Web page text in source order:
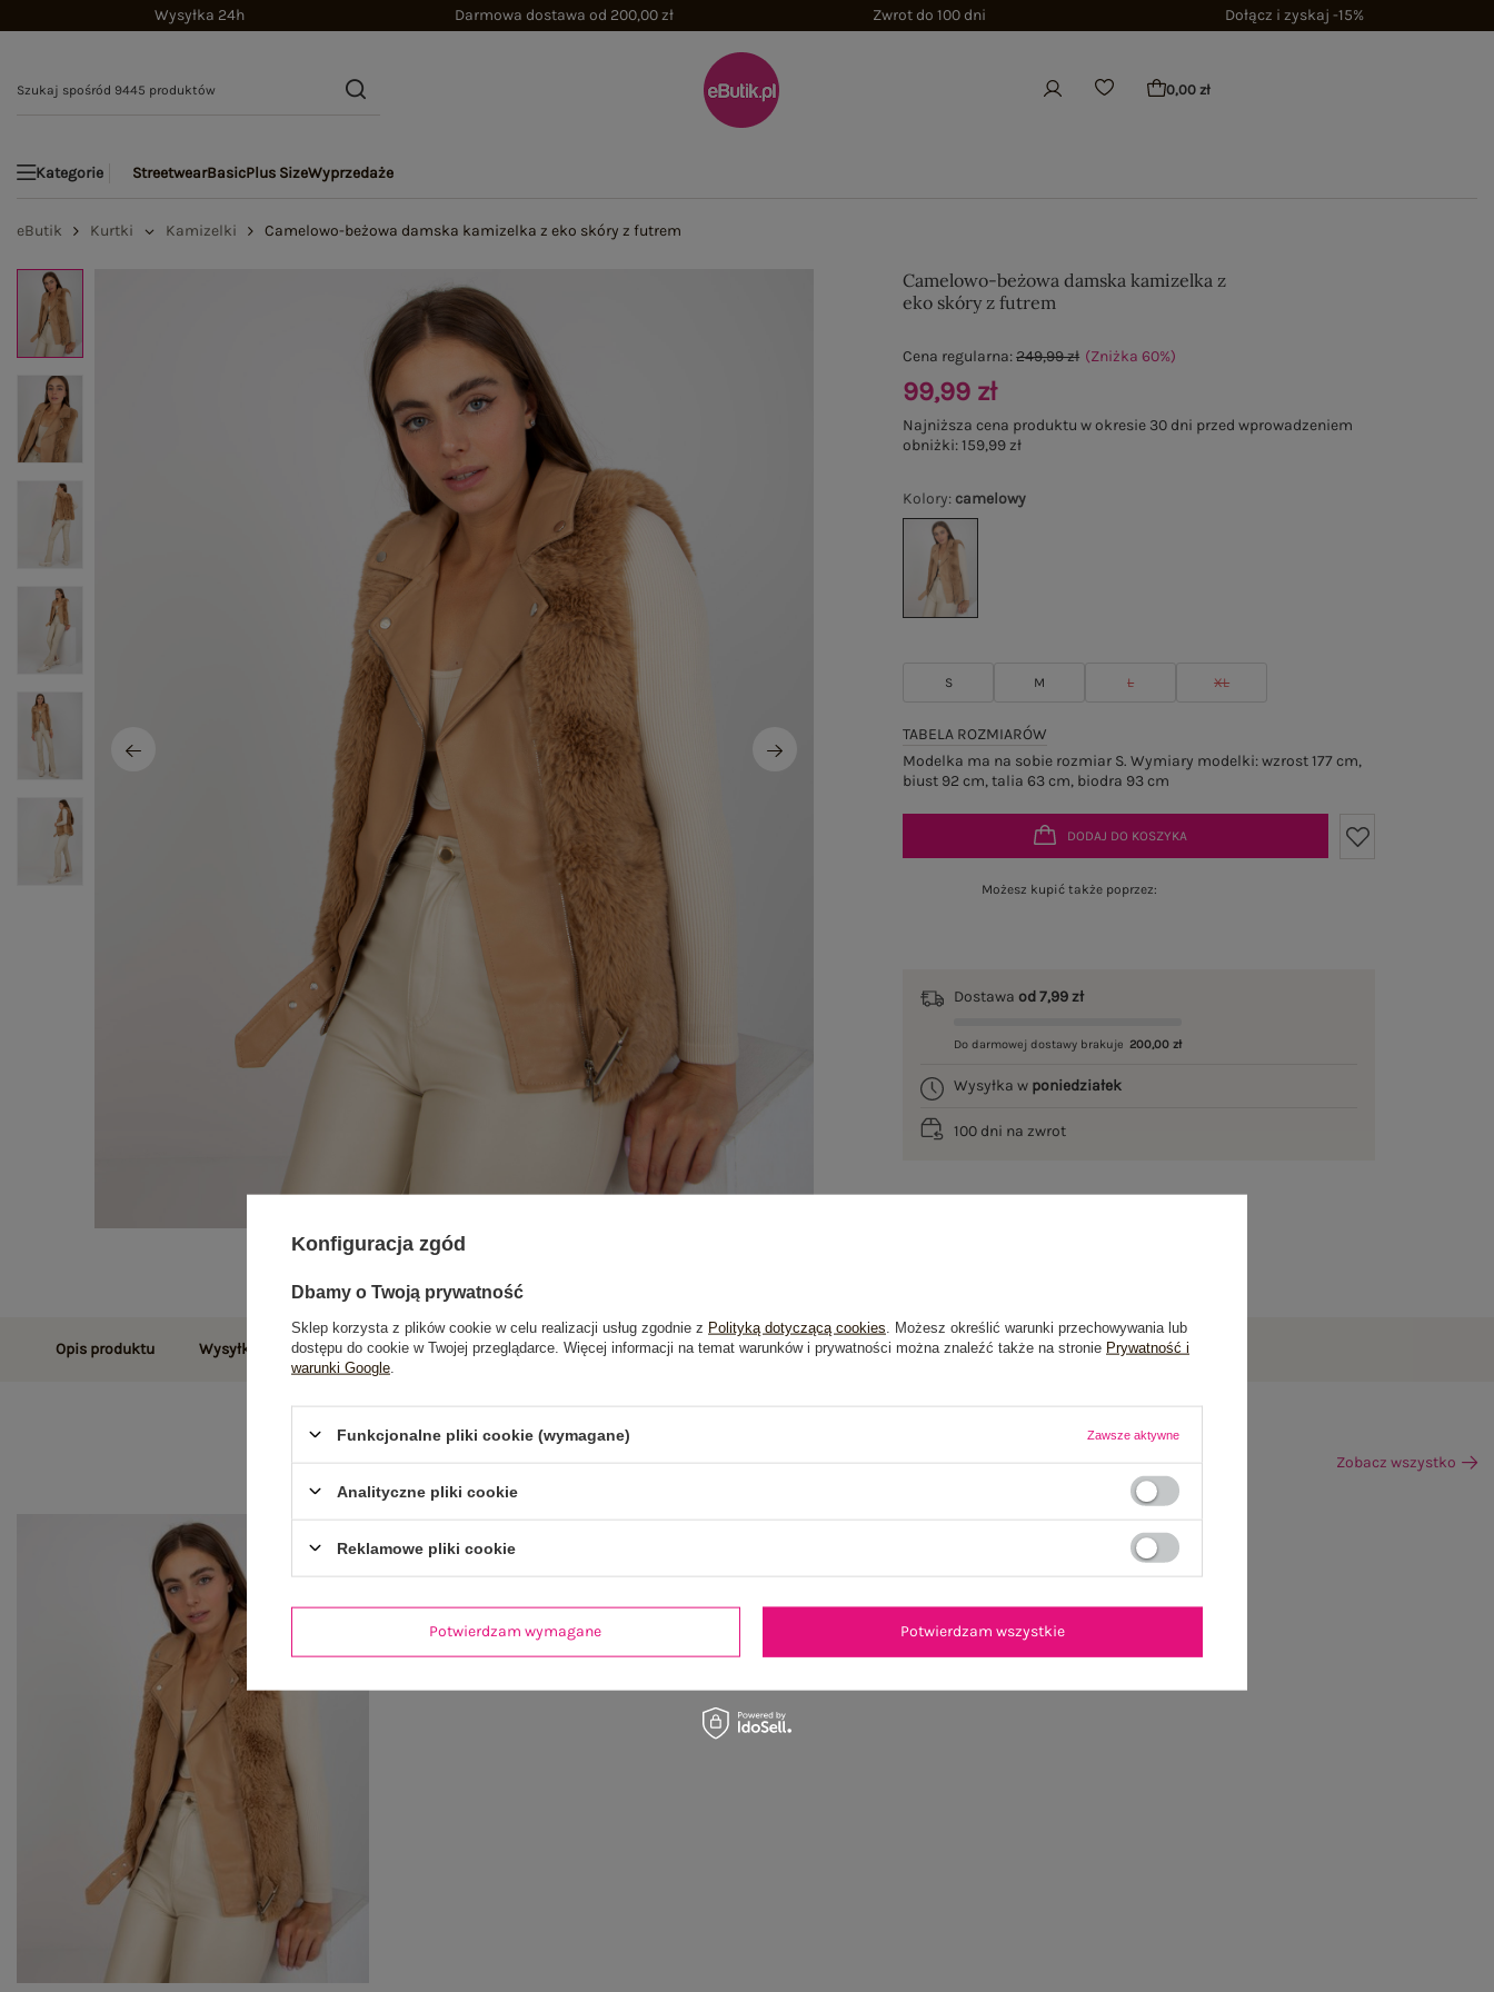
Wysyłka 24h Darmowa dostawa od 200,00 zł Zwrot do 100 dni Dołącz i zyskaj -15%
0,00 zł
Kategorie StreetwearBasicPlus SizeWyprzedaże
eButik Kurtki Kamizelki Camelowo-beżowa damska kamizelka z eko skóry z futrem
Camelowo-beżowa damska kamizelka z
eko skóry z futrem
Kolory: camelowy
S M L XL
TABELA ROZMIARÓW
Modelka ma na sobie rozmiar S. Wymiary modelki: wzrost 177 cm,
biust 92 cm, talia 63 cm, biodra 93 cm
Cena regularna:249,99 zł (Zniżka60%)
99,99 zł
Najniższa cena produktu w okresie 30 dni przed wprowadzeniem
obniżki:159,99 zł
DODAJ DO KOSZYKA
Możesz kupić także poprzez:
Dostawaod 7,99 zł
Do darmowej dostawy brakuje 200,00 zł
Wysyłka w poniedziałek
100 dni na zwrot
Opis produktu Wysyłka i dostawa Zwroty i reklamacje Opinie o produkcie(0)
Zobacz wszystko
Konfiguracja zgód
Dbamy o Twoją prywatność
Sklep korzysta z plików cookie w celu realizacji usług zgodnie z Polityką dotyczącą cookies . Możesz określić warunki przechowywania lub
dostępu do cookie w Twojej przeglądarce. Więcej informacji na temat warunków i prywatności można znaleźć także na stronie Prywatność i
warunki Google
Funkcjonalne pliki cookie (wymagane) Zawsze aktywne
Analityczne pliki cookie
Reklamowe pliki cookie
Potwierdzam wymagane Potwierdzam wszystkie